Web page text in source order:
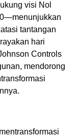
visi Nol
tantangan
hari
Controls
mendorong